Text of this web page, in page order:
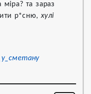
міра? та зараз
р*сню, хулі